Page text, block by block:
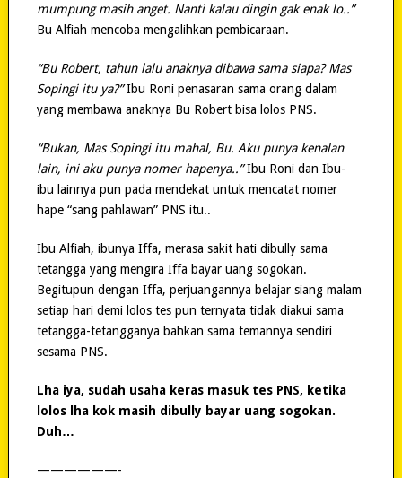
mumpung masih anget. Nanti kalau dingin gak enak lo..”
Bu Alfiah mencoba mengalihkan pembicaraan.
“Bu Robert, tahun lalu anaknya dibawa sama siapa? Mas
Sopingi itu ya?”Ibu Roni penasaran sama orang dalam
yang membawa anaknya Bu Robert bisa lolos PNS.
“Bukan, Mas Sopingi itu mahal, Bu. Aku punya kenalan
lain, ini aku punya nomer hapenya..”Ibu Roni dan Ibu-
ibu lainnya pun pada mendekat untuk mencatat nomer
hape “sang pahlawan” PNS itu..
Ibu Alfiah, ibunya Iffa, merasa sakit hati dibully sama
tetangga yang mengira Iffa bayar uang sogokan.
Begitupun dengan Iffa, perjuangannya belajar siang malam
setiap hari demi lolos tes pun ternyata tidak diakui sama
tetangga-tetangganya bahkan sama temannya sendiri
sesama PNS.
Lha iya, sudah usaha keras masuk tes PNS, ketika
lolos lha kok masih dibully bayar uang sogokan.
Duh…
——————-